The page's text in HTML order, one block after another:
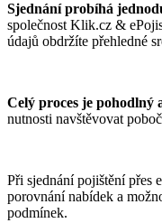
Sjednání probíhá
společnost Klik.cz &
údajů obdržíte přehledné
Celý proces je pohodlný
nutnosti navštěvovat
Při sjednání pojištění přes
porovnání nabídek a
podmínek.